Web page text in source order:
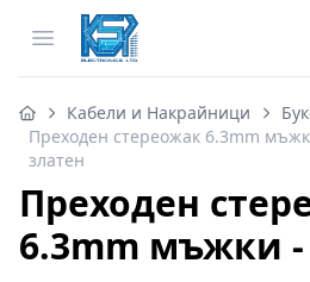
Open menu
Кабели и Накрайници
Преходен стереожак 6.3mm
златен
Преходен
6.3mm мъжки -